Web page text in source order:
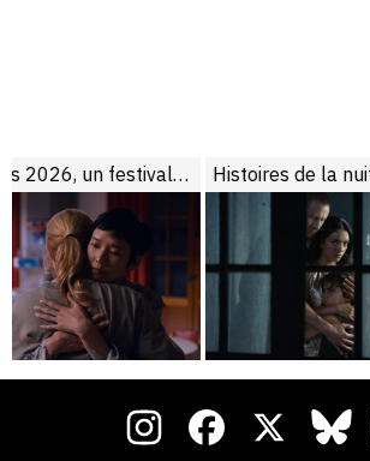
Cannes 2026, un festival de son temps Histoires de la nuit